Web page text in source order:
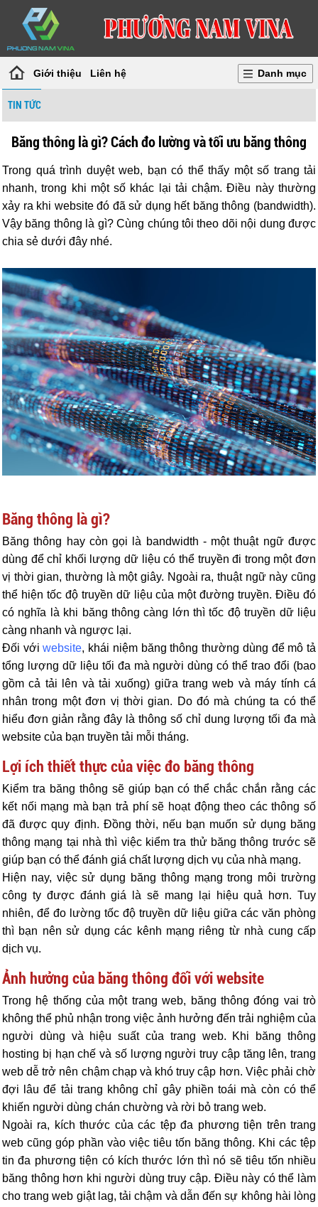
Giới thiệu Liên hệ Danh mục
TIN TỨC
Băng thông là gì? Cách đo lường và tối ưu băng thông
Trong quá trình duyệt web, bạn có thể thấy một số trang tải
nhanh, trong khi một số khác lại tải chậm. Điều này thường
xảy ra khi website đó đã sử dụng hết băng thông (bandwidth).
Vậy băng thông là gì? Cùng chúng tôi theo dõi nội dung được
chia sẻ dưới đây nhé.
Băng thông là gì?
Băng thông hay còn gọi là bandwidth - một thuật ngữ được
dùng để chỉ khối lượng dữ liệu có thể truyền đi trong một đơn
vị thời gian, thường là một giây. Ngoài ra, thuật ngữ này cũng
thể hiện tốc độ truyền dữ liệu của một đường truyền. Điều đó
có nghĩa là khi băng thông càng lớn thì tốc độ truyền dữ liệu
càng nhanh và ngược lại.
Đối vớiwebsite, khái niệm băng thông thường dùng để mô tả
tổng lượng dữ liệu tối đa mà người dùng có thể trao đổi (bao
gồm cả tải lên và tải xuống) giữa trang web và máy tính cá
nhân trong một đơn vị thời gian. Do đó mà chúng ta có thể
hiểu đơn giản rằng đây là thông số chỉ dung lượng tối đa mà
website của bạn truyền tải mỗi tháng.
Lợi ích thiết thực của việc đo băng thông
Kiểm tra băng thông sẽ giúp bạn có thể chắc chắn rằng các
kết nối mạng mà bạn trả phí sẽ hoạt động theo các thông số
đã được quy định. Đồng thời, nếu bạn muốn sử dụng băng
thông mạng tại nhà thì việc kiểm tra thử băng thông trước sẽ
giúp bạn có thể đánh giá chất lượng dịch vụ của nhà mạng.
Hiện nay, việc sử dụng băng thông mạng trong môi trường
công ty được đánh giá là sẽ mang lại hiệu quả hơn. Tuy
nhiên, để đo lường tốc độ truyền dữ liệu giữa các văn phòng
thì bạn nên sử dụng các kênh mạng riêng từ nhà cung cấp
dịch vụ.
Ảnh hưởng của băng thông đối với website
Trong hệ thống của một trang web, băng thông đóng vai trò
không thể phủ nhận trong việc ảnh hưởng đến trải nghiệm của
người dùng và hiệu suất của trang web. Khi băng thông
hosting bị hạn chế và số lượng người truy cập tăng lên, trang
web dễ trở nên chậm chạp và khó truy cập hơn. Việc phải chờ
đợi lâu để tải trang không chỉ gây phiền toái mà còn có thể
khiến người dùng chán chường và rời bỏ trang web.
Ngoài ra, kích thước của các tệp đa phương tiện trên trang
web cũng góp phần vào việc tiêu tốn băng thông. Khi các tệp
tin đa phương tiện có kích thước lớn thì nó sẽ tiêu tốn nhiều
băng thông hơn khi người dùng truy cập. Điều này có thể làm
cho trang web giật lag, tải chậm và dẫn đến sự không hài lòng